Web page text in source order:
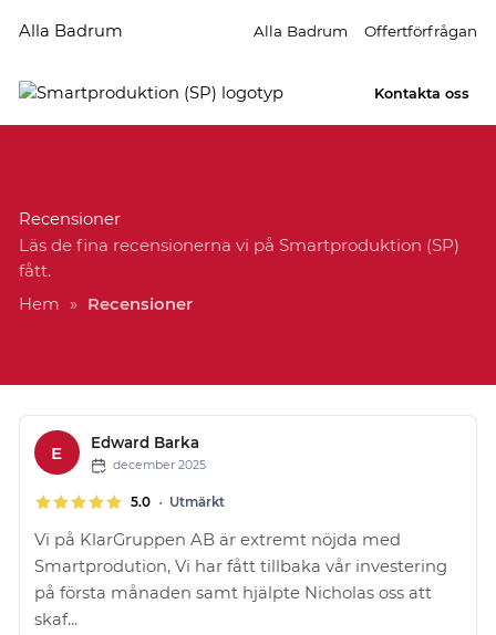
Alla Badrum Alla Badrum Offertförfrågan
Kontakta oss
Recensioner
Läs de fina recensionerna vi på Smartproduktion (SP)
fått.
Hem » Recensioner
E Edward Barka
december 2025
5.0 • Utmärkt
Vi på KlarGruppen AB är extremt nöjda med
Smartprodution, Vi har fått tillbaka vår investering
på första månaden samt hjälpte Nicholas oss att
skaf...